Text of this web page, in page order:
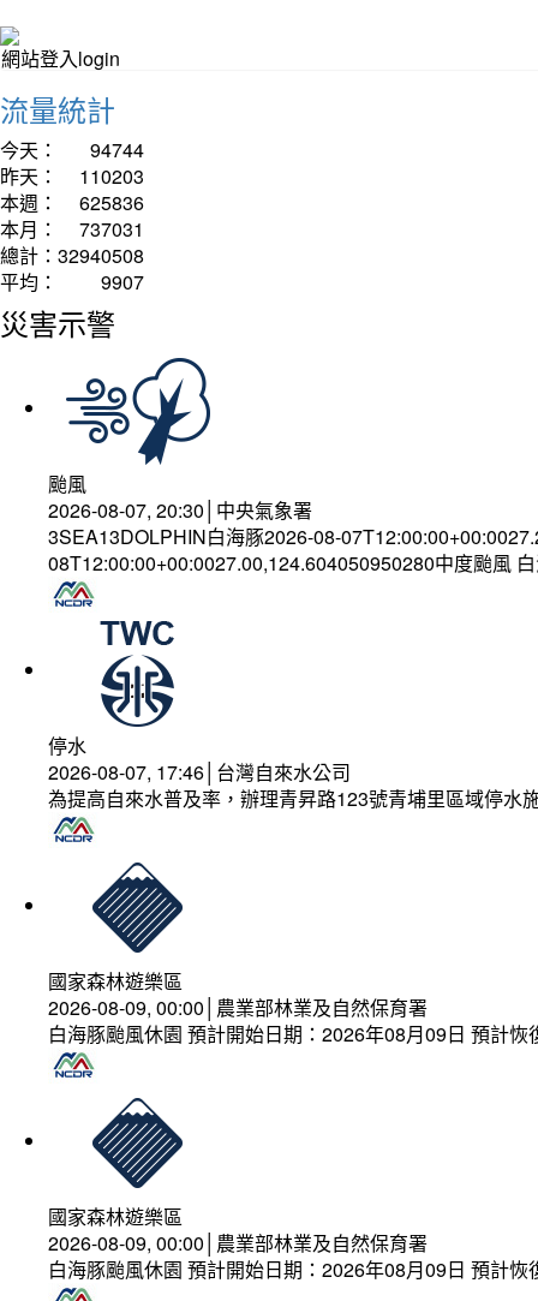
網站登入login
流量統計
今天：
94744
昨天：
110203
本週：
625836
本月：
737031
總計： 32940508
平均：
9907
災害示警
颱風
2026-08-07, 20:30│中央氣象署
3SEA13DOLPHIN白海豚2026-08-
08T12:00:00+00:0027.00,124.604050950280中度颱風
停水
2026-08-07, 17:46│台灣自來水公司
為提高自來水普及率，辦理青昇路123號青埔里區域停水
國家森林遊樂區
2026-08-09, 00:00│農業部林業及自然保育署
白海豚颱風休園 預計開始日期：2026年08月09日 預計
國家森林遊樂區
2026-08-09, 00:00│農業部林業及自然保育署
白海豚颱風休園 預計開始日期：2026年08月09日 預計